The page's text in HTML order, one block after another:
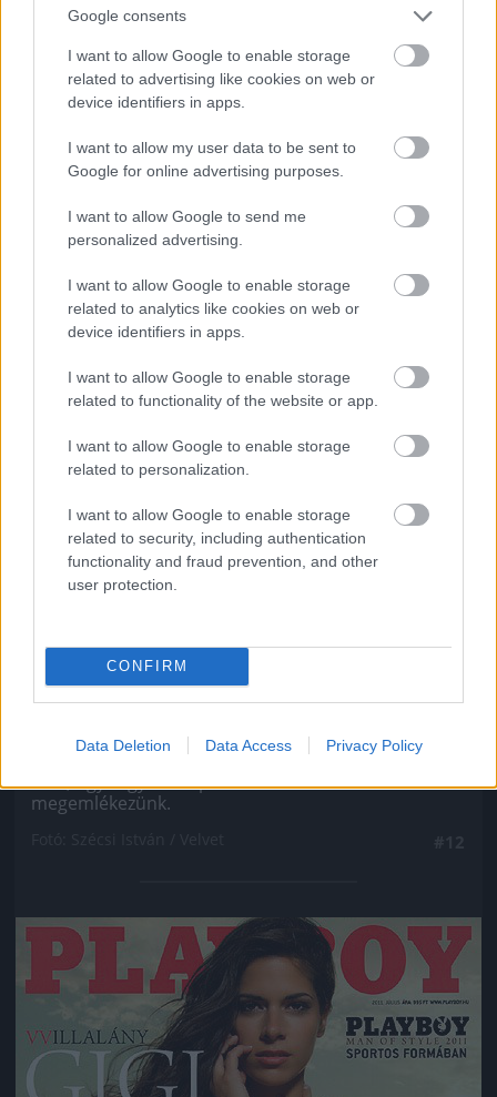
Google consents
I want to allow Google to enable storage
related to advertising like cookies on web or
device identifiers in apps.
I want to allow my user data to be sent to
Google for online advertising purposes.
I want to allow Google to send me
personalized advertising.
I want to allow Google to enable storage
related to analytics like cookies on web or
device identifiers in apps.
I want to allow Google to enable storage
related to functionality of the website or app.
I want to allow Google to enable storage
related to personalization.
I want to allow Google to enable storage
related to security, including authentication
functionality and fraud prevention, and other
user protection.
CONFIRM
Data Deletion Data Access Privacy Policy
De jelölték díjakra az Ex Machina c. film miatt is, és
Angelina Jolie után ő lett Lara Croft - nyilván
nemcsak azért, mert tehetséges, hanem azért is,
Fassbender felesége.
Fotó: Larry Busacca / Getty Images Hungary
Jön még kép!
Ahogy minden ex Való Világ-szereplőről, úgy VV
Gigiről se hallott még soha senki, még véletlenül
sem, úgyhogy most pár szóban róla is
megemlékezünk.
Jön még kép!